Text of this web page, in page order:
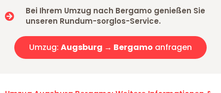
Bei Ihrem Umzug nach Bergamo genießen Sie
unseren Rundum-sorglos-Service.
Umzug: Augsburg → Bergamo anfragen